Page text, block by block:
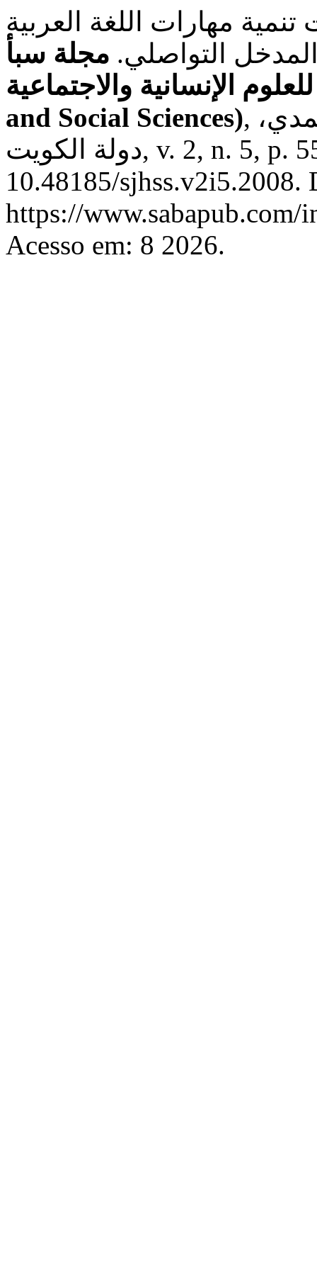
مهارات اللغة العربية
التواصلي. مجلة سبأ
للعلوم الإنسانية والاجتماعية (Saba Journal of Humanities
and Social Sciences), منطقة جابر العلي، محافظة الأحمدي،
دولة الكويت, v. 2, n. 5, p. 55–67, 2026. DOI:
10.48185/sjhss.v2i5.2008.
https://
Acesso em: 8 2026.